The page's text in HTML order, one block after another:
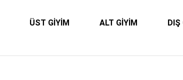
ÜST GİYİM ALT GİYİM DIŞ